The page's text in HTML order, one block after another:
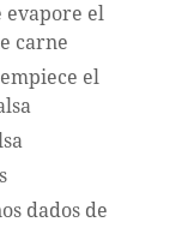
evapore el
carne
el
dados de